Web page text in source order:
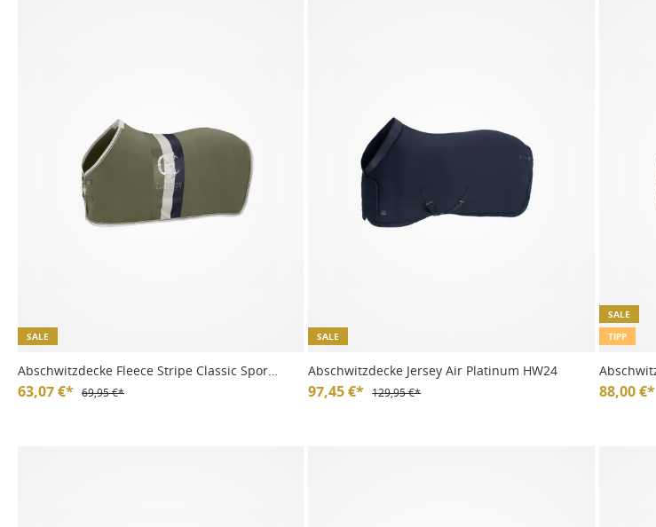
SALE
Abschwitzdecke Fleece Stripe Classic Sports
FS25
63,07 €* 69,95 €*
SALE
Abschwitzdecke Jersey Air Platinum HW24
97,45 €* 129,95 €*
SALE
TIPP
24/25
88,00 €*